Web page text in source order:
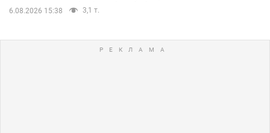
6.08.2026 15:38 3,1 т.